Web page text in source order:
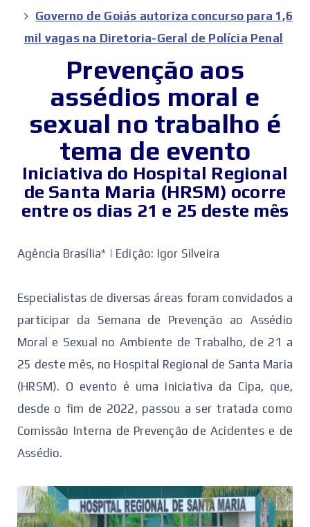
Governo de Goiás autoriza concurso para 1,6
mil vagas na Diretoria-Geral de Polícia Penal
Prevenção aos
assédios moral e
sexual no trabalho é
tema de evento
Iniciativa do Hospital Regional
de Santa Maria (HRSM) ocorre
entre os dias 21 e 25 deste mês
Agência Brasília* | Edição: Igor Silveira
Especialistas de diversas áreas foram convidados a
participar da Semana de Prevenção ao Assédio
Moral e Sexual no Ambiente de Trabalho, de 21 a
25 deste mês, no Hospital Regional de Santa Maria
(HRSM). O evento é uma iniciativa da Cipa, que,
desde o fim de 2022, passou a ser tratada como
Comissão Interna de Prevenção de Acidentes e de
Assédio.